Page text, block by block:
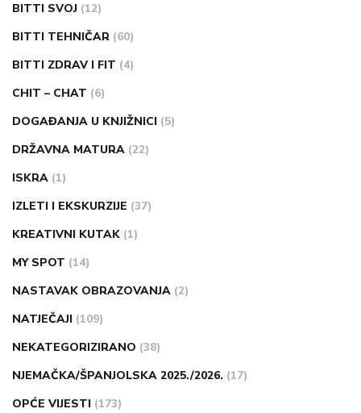
BITTI SVOJ (12)
BITTI TEHNIČAR (60)
BITTI ZDRAV I FIT (4)
CHIT – CHAT (6)
DOGAĐANJA U KNJIŽNICI (5)
DRŽAVNA MATURA (22)
ISKRA (1)
IZLETI I EKSKURZIJE (37)
KREATIVNI KUTAK (1)
MY SPOT (14)
NASTAVAK OBRAZOVANJA (2)
NATJEČAJI (109)
NEKATEGORIZIRANO (38)
NJEMAČKA/ŠPANJOLSKA 2025./2026. (17)
OPĆE VIJESTI (173)